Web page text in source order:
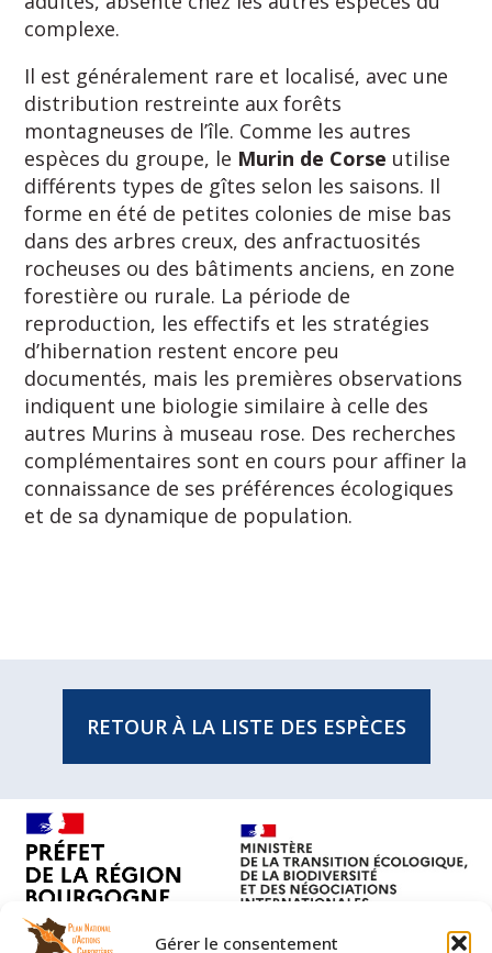
Gérer le consentement
complexe.
Il est généralement rare et localisé, avec une
distribution restreinte aux forêts
montagneuses de l’île. Comme les autres
espèces du groupe, le Murin de Corse utilise
différents types de gîtes selon les saisons. Il
forme en été de petites colonies de mise bas
dans des arbres creux, des anfractuosités
rocheuses ou des bâtiments anciens, en zone
forestière ou rurale. La période de
reproduction, les effectifs et les stratégies
d’hibernation restent encore peu
documentés, mais les premières observations
indiquent une biologie similaire à celle des
autres Murins à museau rose. Des recherches
complémentaires sont en cours pour affiner la
connaissance de ses préférences écologiques
et de sa dynamique de population.
RETOUR À LA LISTE DES ESPÈCES